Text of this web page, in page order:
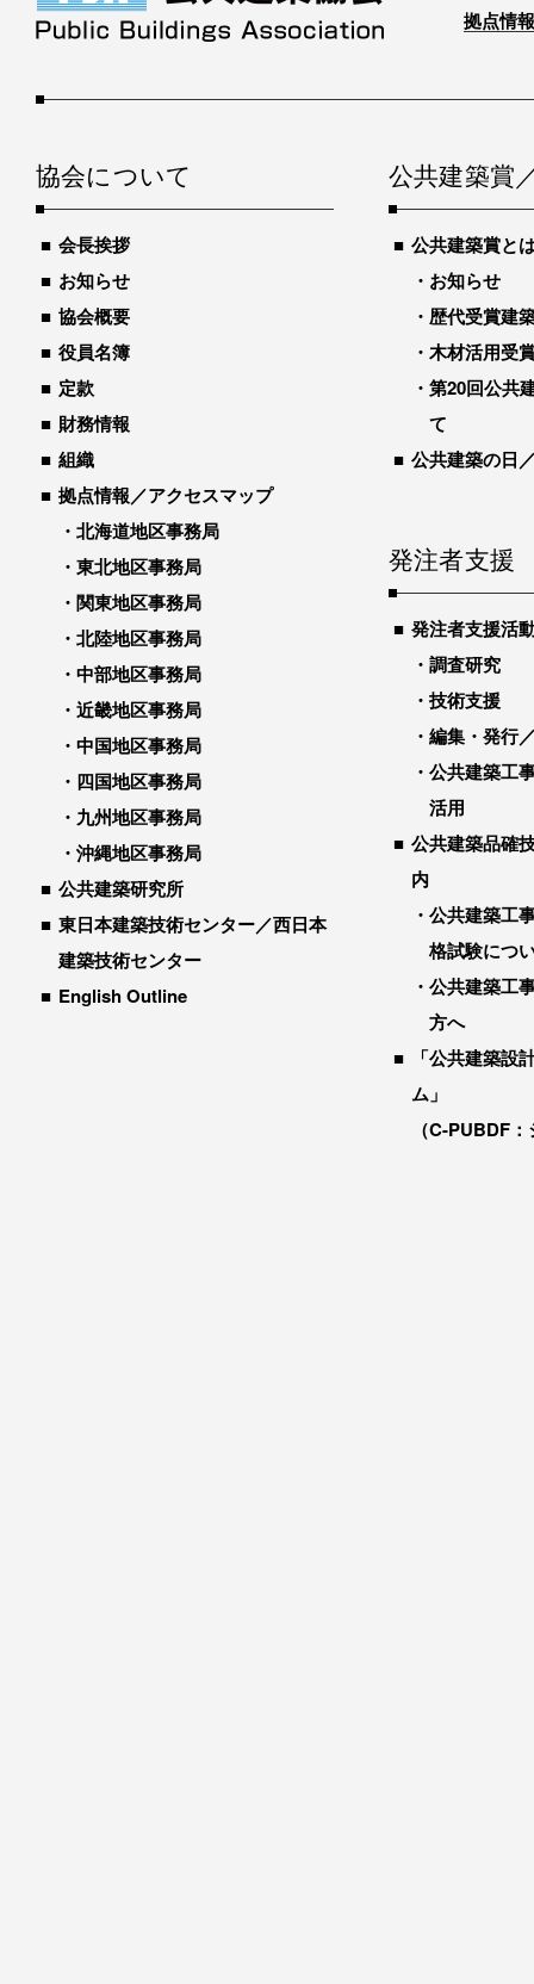
拠点情
協会について
会長挨拶
お知らせ
協会概要
役員名簿
定款
財務情報
組織
拠点情報／アクセスマップ
北海道地区事務局
東北地区事務局
関東地区事務局
北陸地区事務局
中部地区事務局
近畿地区事務局
中国地区事務局
四国地区事務局
九州地区事務局
沖縄地区事務局
公共建築研究所
東日本建築技術センター／西日本
建築技術センター
English Outline
公共建築賞
公共建築賞と
お知らせ
歴代受賞建
木材活用受
第20回公共
て
公共建築の日
発注者支援
発注者支援活
調査研究
技術支援
編集・発行
公共建築工
活用
公共建築品確
内
公共建築工
格試験につ
公共建築工
方へ
「公共建築設
ム」
（C-PUBDF